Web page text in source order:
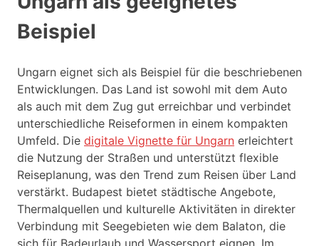
Beispiel
Ungarn eignet sich als Beispiel für die beschriebenen
Entwicklungen. Das Land ist sowohl mit dem Auto
als auch mit dem Zug gut erreichbar und verbindet
unterschiedliche Reiseformen in einem kompakten
Umfeld. Die digitale Vignette für Ungarn erleichtert
die Nutzung der Straßen und unterstützt flexible
Reiseplanung, was den Trend zum Reisen über Land
verstärkt. Budapest bietet städtische Angebote,
Thermalquellen und kulturelle Aktivitäten in direkter
Verbindung mit Seegebieten wie dem Balaton, die
sich für Badeurlaub und Wassersport eignen. Im